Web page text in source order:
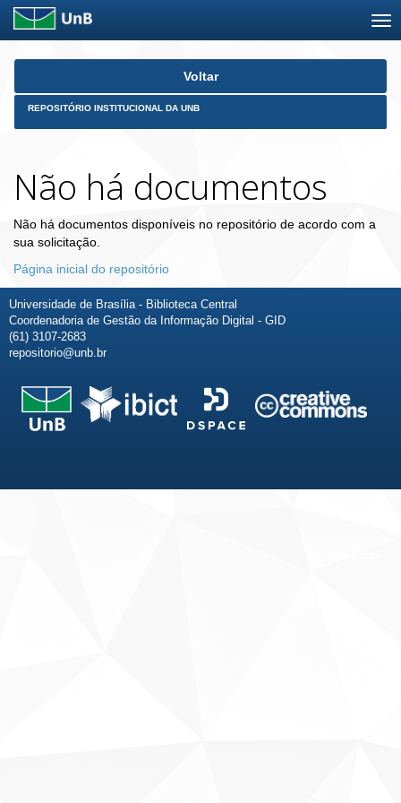
Skip
Voltar
REPOSITÓRIO INSTITUCIONAL DA UNB
Não há documentos
Não há documentos disponíveis no repositório de acordo com a
sua solicitação.
Página inicial do repositório
Universidade de Brasília - Biblioteca Central
Coordenadoria de Gestão da Informação Digital - GID
(61) 3107-2683
repositorio@unb.br